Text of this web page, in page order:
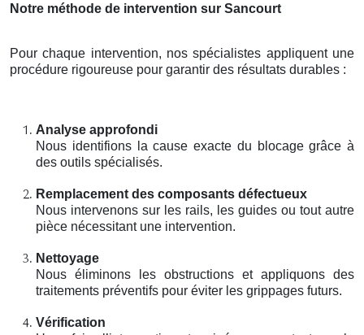
Notre méthode de intervention sur Sancourt
Pour chaque intervention, nos spécialistes appliquent une
procédure rigoureuse pour garantir des résultats durables :
Analyse approfondi
Nous identifions la cause exacte du blocage grâce à
des outils spécialisés.
Remplacement des composants défectueux
Nous intervenons sur les rails, les guides ou tout autre
pièce nécessitant une intervention.
Nettoyage
Nous éliminons les obstructions et appliquons des
traitements préventifs pour éviter les grippages futurs.
Vérification